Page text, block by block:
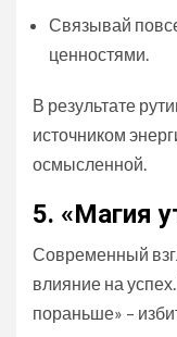
Связывай
ценностями.
В результате
источником
осмысленной.
5. «Магия
Современный
влияние на
пораньше» –